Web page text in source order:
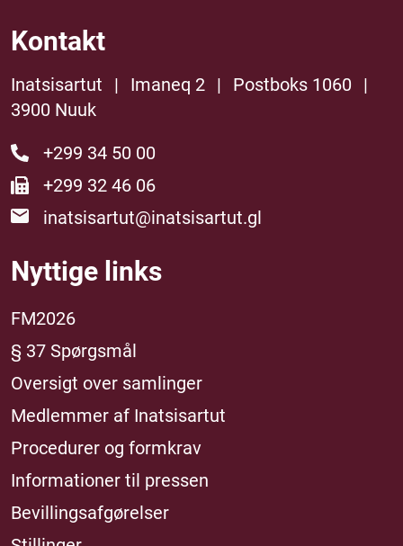
Kontakt
Inatsisartut | Imaneq 2 | Postboks 1060
|
3900 Nuuk
+299 34 50 00
+299 32 46 06
inatsisartut@inatsisartut.gl
Nyttige links
FM2026
§ 37 Spørgsmål
Oversigt over samlinger
Medlemmer af Inatsisartut
Procedurer og formkrav
Informationer til pressen
Bevillingsafgørelser